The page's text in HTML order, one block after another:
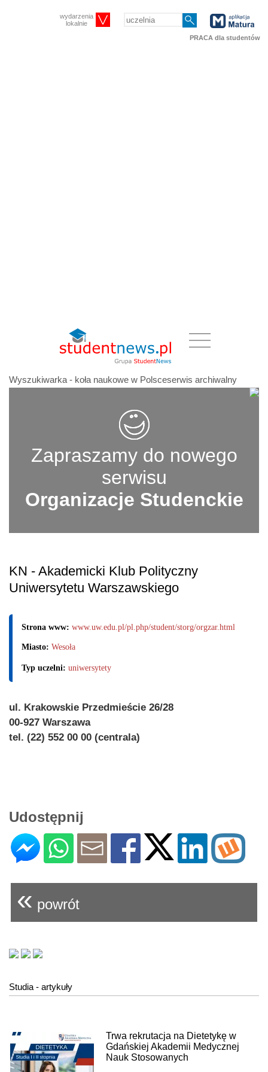
wydarzenia
lokalnie
PRACA dla studentów
Wyszukiwarka - koła naukowe w Polsceserwis archiwalny
Zapraszamy do nowego
serwisu
Organizacje Studenckie
KN - Akademicki Klub Polityczny
Uniwersytetu Warszawskiego
Strona www: www.uw.edu.pl/pl.php/student/storg/orgzar.html
Miasto: Wesoła
Typ uczelni: uniwersytety
ul. Krakowskie Przedmieście 26/28
00-927 Warszawa
tel. (22) 552 00 00 (centrala)
Udostępnij
« powrót
Studia - artykuły
Trwa rekrutacja na Dietetykę w
Gdańskiej Akademii Medycznej
Nauk Stosowanych